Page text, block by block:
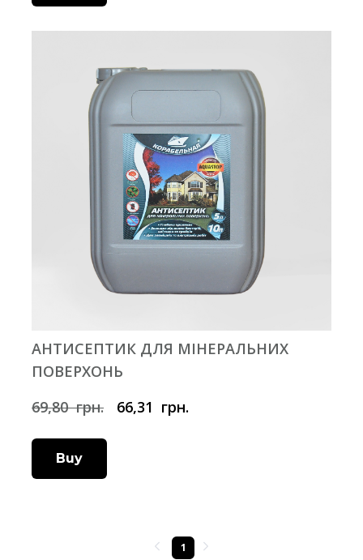
АНТИСЕПТИК ДЛЯ МІНЕРАЛЬНИХ
ПОВЕРХОНЬ
69,80  грн.
66,31  грн.
Buy
1